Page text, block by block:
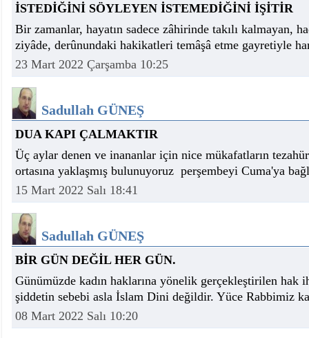
İSTEDİĞİNİ SÖYLEYEN İSTEMEDİĞİNİ İŞİTİR
Bir zamanlar, hayatın sadece zâhirinde takılı kalmayan,
ziyâde, derûnundaki hakikatleri temâşâ etme gayretiyle
23 Mart 2022 Çarşamba 10:25
Sadullah GÜNEŞ
DUA KAPI ÇALMAKTIR
Üç aylar denen ve inananlar için nice mükafatların
ortasına yaklaşmış bulunuyoruz perşembeyi Cuma'ya
15 Mart 2022 Salı 18:41
Sadullah GÜNEŞ
BİR GÜN DEĞİL HER GÜN.
Günümüzde kadın haklarına yönelik gerçekleştirilen hak
şiddetin sebebi asla İslam Dini değildir. Yüce Rabbimiz
08 Mart 2022 Salı 10:20